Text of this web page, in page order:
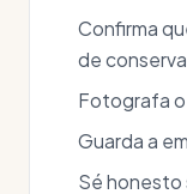
Confirma
de
Fotografa
Guarda a
Sé